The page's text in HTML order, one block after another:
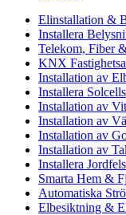
Elinstallation &
Installera
Telekom, Fiber
KNX
Installation av
Installera
Installation av
Installation av
Installation av
Installation av
Installera
Smarta Hem &
Automatiska
Elbesiktning &